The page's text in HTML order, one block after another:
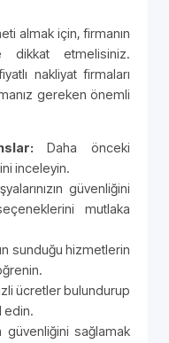
almak için, firmanın
dikkat etmelisiniz.
nakliyat firmaları
gereken önemli
Daha önceki
inceleyin.
güvenliğini
mutlaka
sunduğu hizmetlerin
ücretler bulundurup
edin.
güvenliğini sağlamak